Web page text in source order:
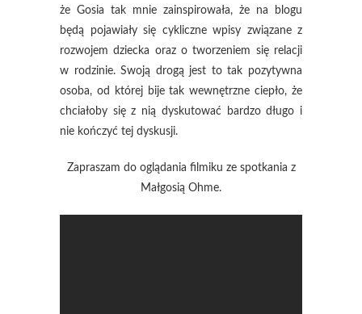
że Gosia tak mnie zainspirowała, że na blogu
będą pojawiały się cykliczne wpisy związane z
rozwojem dziecka oraz o tworzeniem się relacji
w rodzinie. Swoją drogą jest to tak pozytywna
osoba, od której bije tak wewnętrzne ciepło, że
chciałoby się z nią dyskutować bardzo długo i
nie kończyć tej dyskusji.
Zapraszam do oglądania filmiku ze spotkania z
Małgosią Ohme.